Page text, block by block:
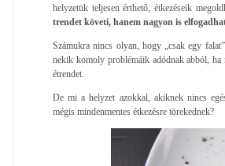
helyzetük teljesen érthető, étkezéseik
trendet követi, hanem nagyon is
Számukra nincs olyan, hogy „csak egy
nekik komoly problémáik adódnak abból, ha
étrendet.
De mi a helyzet azokkal, akiknek nincs
mégis mindenmentes étkezésre törekednek?